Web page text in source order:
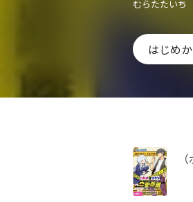
むらたたいち
はじめ